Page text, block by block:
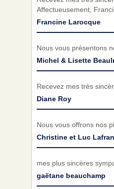
Affectueusement,
Francine Larocque
Nous vous présentons
Michel & Lisette
Recevez mes très
Diane Roy
Nous vous offrons nos
Christine et Luc
mes plus sincères
gaëtane beauchamp